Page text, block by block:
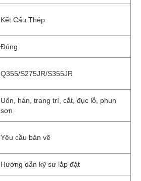
Kết Cấu Thép
Đúng
Q355/S275JR/S355JR
Uốn, hàn, trang trí, cắt, đục lỗ, phun
sơn
Yêu cầu bản vẽ
Hướng dẫn kỹ sư lắp đặt